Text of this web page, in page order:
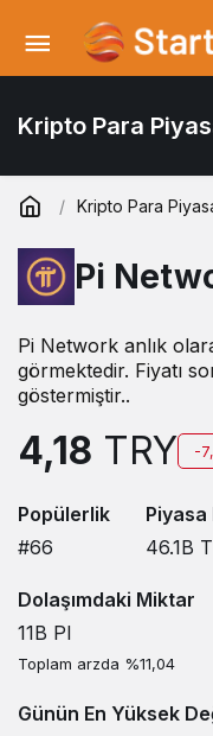
Kripto Para
Kripto Para
Pi
Pi Network anlık
görmektedir. Fiyatı
göstermiştir..
4,18 TRY -
Popülerlik
#66
Piyasa
46.1B
Dolaşımdaki Miktar
11B PI
Toplam arzda %11,04
Günün En Yüksek